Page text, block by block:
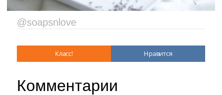
@soapsnlove
Класс! Нравится
Комментарии